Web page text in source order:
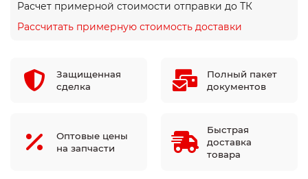
Расчет примерной стоимости отправки до ТК
Рассчитать примерную стоимость доставки
Защищенная
сделка
Полный пакет
документов
Оптовые цены
на запчасти
Быстрая
доставка
товара